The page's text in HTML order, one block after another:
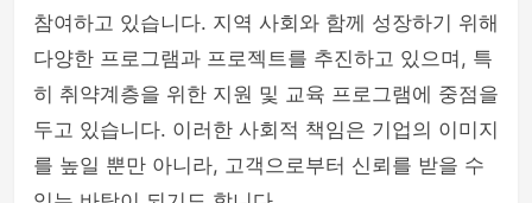
참여하고 있습니다. 지역 사회와 함께 성장하기 위해
다양한 프로그램과 프로젝트를 추진하고 있으며, 특
히 취약계층을 위한 지원 및 교육 프로그램에 중점을
두고 있습니다. 이러한 사회적 책임은 기업의 이미지
를 높일 뿐만 아니라, 고객으로부터 신뢰를 받을 수